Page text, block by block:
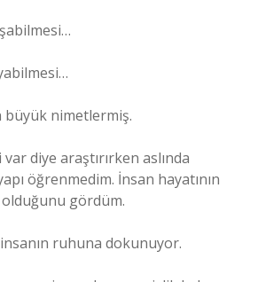
nimetlermiş.
diye araştırırken aslında
öğrenmedim. İnsan hayatının
olduğunu gördüm.
ruhuna dokunuyor.